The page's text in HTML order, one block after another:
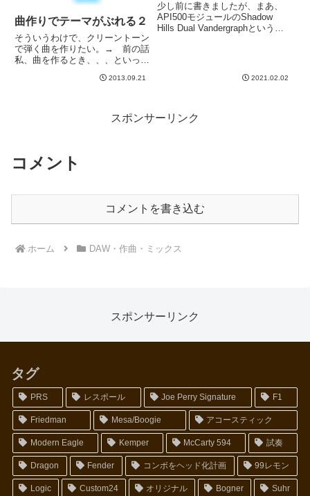
曲作りでテーマがぶれる２
そういうわけで、クリーントーン
で弾く曲を作りたい。→ 前の話
私、曲を作るとき、、、といって
０曲未満ですけど。多分、全９
かあって、１. なんとなく脳内
2013.09.21
少し前に書きましたが、まあ、
API500モジュールのShadow
Hills Dual Vandergraphというス
打ち込みのドラムにいろんなコン
2021.02.02
スポンサーリンク
コメント
コメントを書き込む
ホーム DAW・作曲・ミックス
スポンサーリンク
タグ
PRS レスポール Joe Perry Signature F1
Friedman Mesa/Boogie アコースティック
Modern Eagle Kemper McCarty 594 試奏
Dragon Fender コンボをヘッド化計画 99レモン
Logic Custom24 オリジナル Bogner Suhr